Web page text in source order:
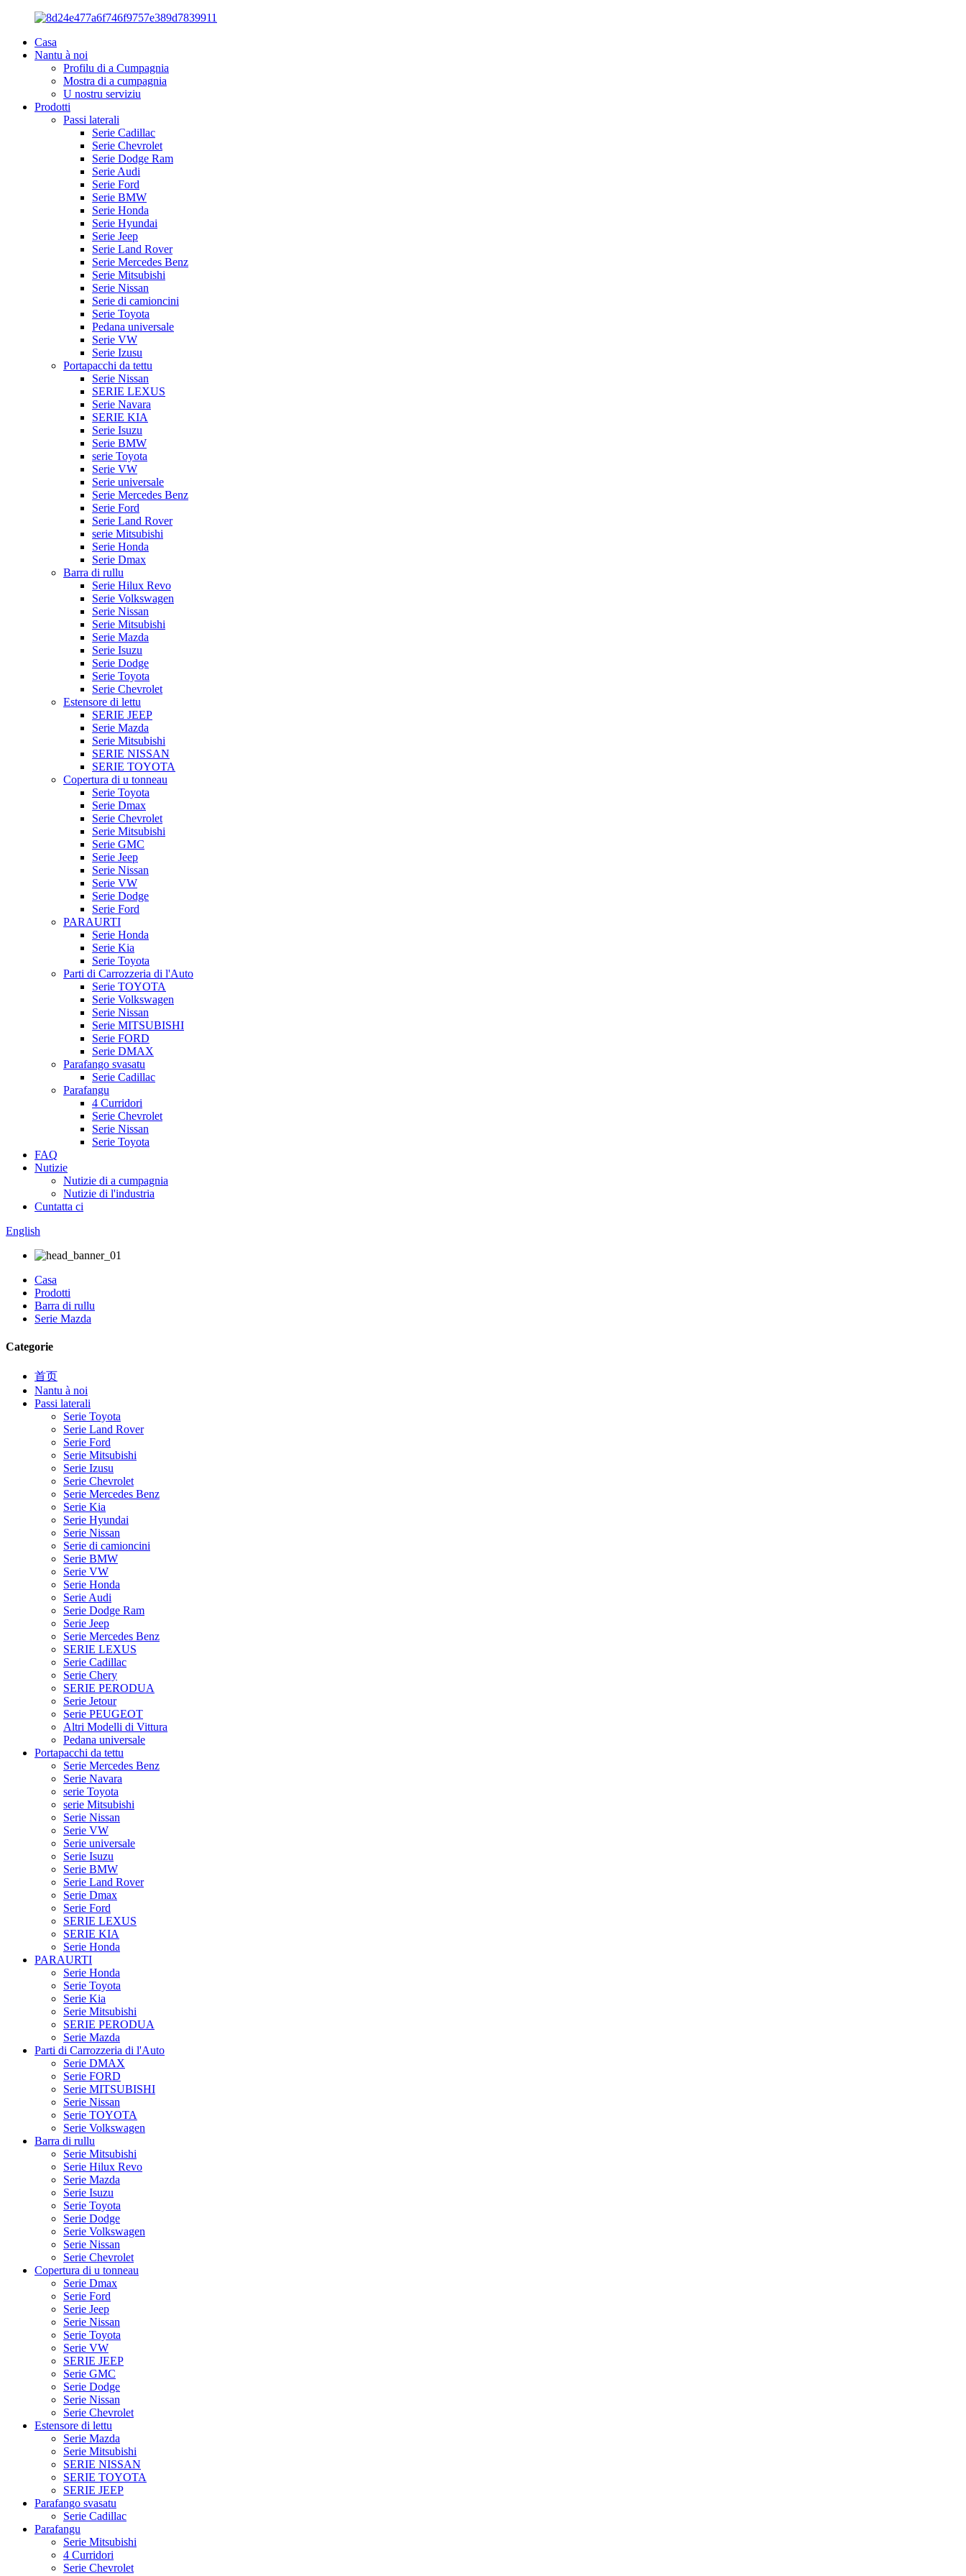
Casa
Nantu à noi
Profilu di a Cumpagnia
Mostra di a cumpagnia
U nostru serviziu
Prodotti
Passi laterali
Serie Cadillac
Serie Chevrolet
Serie Dodge Ram
Serie Audi
Serie Ford
Serie BMW
Serie Honda
Serie Hyundai
Serie Jeep
Serie Land Rover
Serie Mercedes Benz
Serie Mitsubishi
Serie Nissan
Serie di camioncini
Serie Toyota
Pedana universale
Serie VW
Serie Izusu
Portapacchi da tettu
Serie Nissan
SERIE LEXUS
Serie Navara
SERIE KIA
Serie Isuzu
Serie BMW
serie Toyota
Serie VW
Serie universale
Serie Mercedes Benz
Serie Ford
Serie Land Rover
serie Mitsubishi
Serie Honda
Serie Dmax
Barra di rullu
Serie Hilux Revo
Serie Volkswagen
Serie Nissan
Serie Mitsubishi
Serie Mazda
Serie Isuzu
Serie Dodge
Serie Toyota
Serie Chevrolet
Estensore di lettu
SERIE JEEP
Serie Mazda
Serie Mitsubishi
SERIE NISSAN
SERIE TOYOTA
Copertura di u tonneau
Serie Toyota
Serie Dmax
Serie Chevrolet
Serie Mitsubishi
Serie GMC
Serie Jeep
Serie Nissan
Serie VW
Serie Dodge
Serie Ford
PARAURTI
Serie Honda
Serie Kia
Serie Toyota
Parti di Carrozzeria di l'Auto
Serie TOYOTA
Serie Volkswagen
Serie Nissan
Serie MITSUBISHI
Serie FORD
Serie DMAX
Parafango svasatu
Serie Cadillac
Parafangu
4 Curridori
Serie Chevrolet
Serie Nissan
Serie Toyota
FAQ
Nutizie
Nutizie di a cumpagnia
Nutizie di l'industria
Cuntatta ci
English
Casa
Prodotti
Barra di rullu
Serie Mazda
Categorie
首页
Nantu à noi
Passi laterali
Serie Toyota
Serie Land Rover
Serie Ford
Serie Mitsubishi
Serie Izusu
Serie Chevrolet
Serie Mercedes Benz
Serie Kia
Serie Hyundai
Serie Nissan
Serie di camioncini
Serie BMW
Serie VW
Serie Honda
Serie Audi
Serie Dodge Ram
Serie Jeep
Serie Mercedes Benz
SERIE LEXUS
Serie Cadillac
Serie Chery
SERIE PERODUA
Serie Jetour
Serie PEUGEOT
Altri Modelli di Vittura
Pedana universale
Portapacchi da tettu
Serie Mercedes Benz
Serie Navara
serie Toyota
serie Mitsubishi
Serie Nissan
Serie VW
Serie universale
Serie Isuzu
Serie BMW
Serie Land Rover
Serie Dmax
Serie Ford
SERIE LEXUS
SERIE KIA
Serie Honda
PARAURTI
Serie Honda
Serie Toyota
Serie Kia
Serie Mitsubishi
SERIE PERODUA
Serie Mazda
Parti di Carrozzeria di l'Auto
Serie DMAX
Serie FORD
Serie MITSUBISHI
Serie Nissan
Serie TOYOTA
Serie Volkswagen
Barra di rullu
Serie Mitsubishi
Serie Hilux Revo
Serie Mazda
Serie Isuzu
Serie Toyota
Serie Dodge
Serie Volkswagen
Serie Nissan
Serie Chevrolet
Copertura di u tonneau
Serie Dmax
Serie Ford
Serie Jeep
Serie Nissan
Serie Toyota
Serie VW
SERIE JEEP
Serie GMC
Serie Dodge
Serie Nissan
Serie Chevrolet
Estensore di lettu
Serie Mazda
Serie Mitsubishi
SERIE NISSAN
SERIE TOYOTA
SERIE JEEP
Parafango svasatu
Serie Cadillac
Parafangu
Serie Mitsubishi
4 Curridori
Serie Chevrolet